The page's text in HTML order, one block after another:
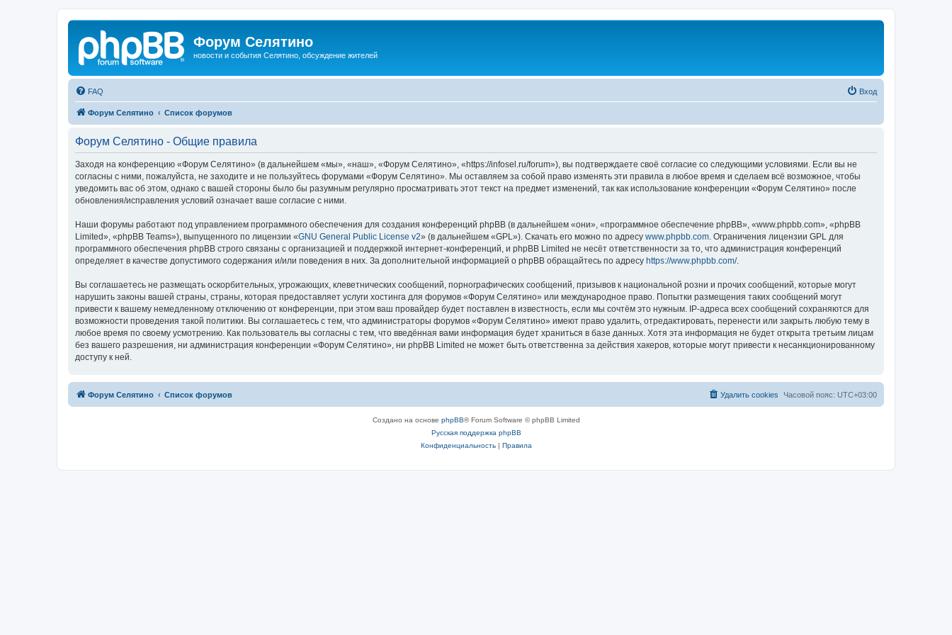
Форум Селятино
новости и события Селятино, обсуждение жителей
FAQ Вход
Форум Селятино Список форумов
Форум Селятино - Общие правила
Заходя на конференцию «Форум Селятино» (в дальнейшем «мы», «наш», «Форум Селятино», «https://infosel.ru/forum»), вы подтверждаете своё согласие со следующими условиями. Если вы не
согласны с ними, пожалуйста, не заходите и не пользуйтесь форумами «Форум Селятино». Мы оставляем за собой право изменять эти правила в любое время и сделаем всё возможное, чтобы
уведомить вас об этом, однако с вашей стороны было бы разумным регулярно просматривать этот текст на предмет изменений, так как использование конференции «Форум Селятино» после
обновления/исправления условий означает ваше согласие с ними.
Наши форумы работают под управлением программного обеспечения для создания конференций phpBB (в дальнейшем «они», «программное обеспечение phpBB», «www.phpbb.com», «phpBB
Limited», «phpBB Teams»), выпущенного по лицензии «GNU General Public License v2» (в дальнейшем «GPL»). Скачать его можно по адресу www.phpbb.com . Ограничения лицензии GPL для
программного обеспечения phpBB строго связаны с организацией и поддержкой интернет-конференций, и phpBB Limited не несёт ответственности за то, что администрация конференций
определяет в качестве допустимого содержания и/или поведения в них. За дополнительной информацией о phpBB обращайтесь по адресу https://www.phpbb.com/.
Вы соглашаетесь не размещать оскорбительных, угрожающих, клеветнических сообщений, порнографических сообщений, призывов к национальной розни и прочих сообщений, которые могут
нарушить законы вашей страны, страны, которая предоставляет услуги хостинга для форумов «Форум Селятино» или международное право. Попытки размещения таких сообщений могут
привести к вашему немедленному отключению от конференции, при этом ваш провайдер будет поставлен в известность, если мы сочтём это нужным. IP-адреса всех сообщений сохраняются для
возможности проведения такой политики. Вы соглашаетесь с тем, что администраторы форумов «Форум Селятино» имеют право удалить, отредактировать, перенести или закрыть любую тему в
любое время по своему усмотрению. Как пользователь вы согласны с тем, что введённая вами информация будет храниться в базе данных. Хотя эта информация не будет открыта третьим лицам
без вашего разрешения, ни администрация конференции «Форум Селятино», ни phpBB Limited не может быть ответственна за действия хакеров, которые могут привести к несанкционированному
доступу к ней.
Форум Селятино Список форумов Часовой пояс: UTC+03:00
Удалить cookies
Создано на основе phpBB® Forum Software © phpBB Limited
Русская поддержка phpBB
Конфиденциальность| Правила